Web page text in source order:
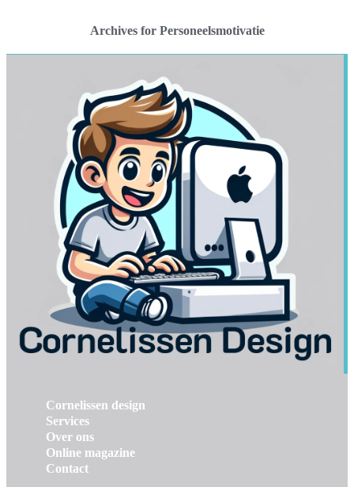
Archives for Personeelsmotivatie
Cornelissen design
Services
Over ons
Online magazine
Contact